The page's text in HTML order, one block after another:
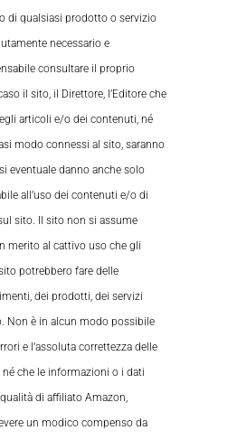
di qualsiasi prodotto o servizio
necessario e
consultare il proprio
il sito, il Direttore, l’Editore che
articoli e/o dei contenuti, né
modo connessi al sito, saranno
eventuale danno anche solo
all’uso dei contenuti e/o di
sito. Il sito non si assume
merito al cattivo uso che gli
potrebbero fare delle
dei prodotti, dei servizi
Non è in alcun modo possibile
e l’assoluta correttezza delle
che le informazioni o i dati
di affiliato Amazon,
un modico compenso da